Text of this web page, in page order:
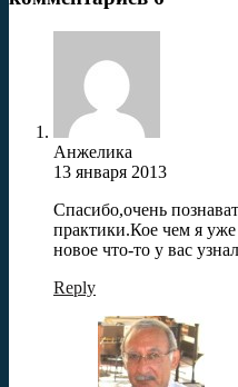
Анжелика
13 января 2013
Спасибо,очень
практики.Кое чем я
новое что-то у вас
Reply